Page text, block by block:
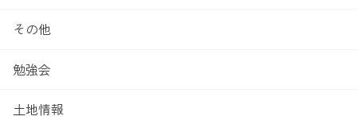
その他
勉強会
土地情報